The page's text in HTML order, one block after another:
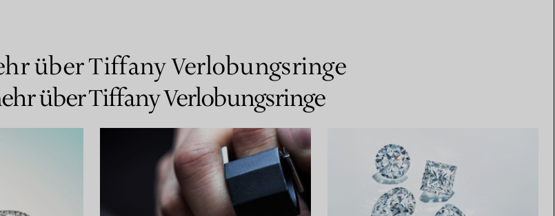
über Tiffany Verlobungsringe
über Tiffany Verlobungsringe